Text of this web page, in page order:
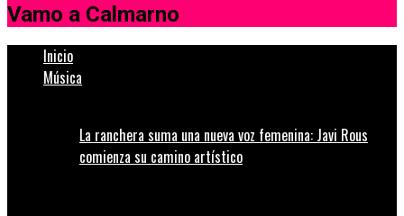
Vamo a Calmarno
Inicio
Música
La ranchera suma una nueva voz femenina: Javi Rous
comienza su camino artístico